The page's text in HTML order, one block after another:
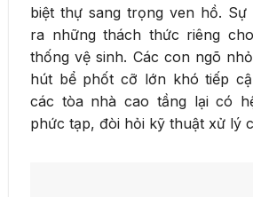
biệt thự sang trọng ven hồ. Sự
ra những thách thức riêng
thống vệ sinh. Các con ngõ
hút bể phốt cỡ lớn khó tiếp
các tòa nhà cao tầng lại có
phức tạp, đòi hỏi kỹ thuật xử lý